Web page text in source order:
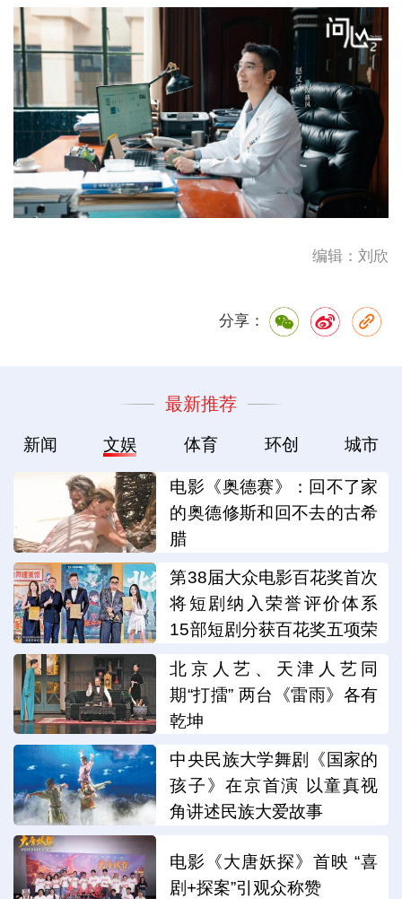
编辑：刘欣
分享：
最新推荐
新闻 文娱 体育 环创 城市
电影《奥德赛》：回不了家
的奥德修斯和回不去的古希
腊
第38届大众电影百花奖首次
将短剧纳入荣誉评价体系
15部短剧分获百花奖五项荣
誉
北京人艺、天津人艺同
期“打擂” 两台《雷雨》各有
乾坤
中央民族大学舞剧《国家的
孩子》在京首演 以童真视
角讲述民族大爱故事
电影《大唐妖探》首映 “喜
剧+探案”引观众称赞